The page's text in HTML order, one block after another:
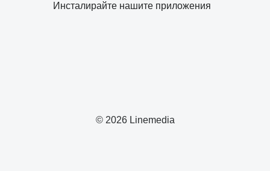
© 2026 Linemedia
Инсталирайте нашите приложения